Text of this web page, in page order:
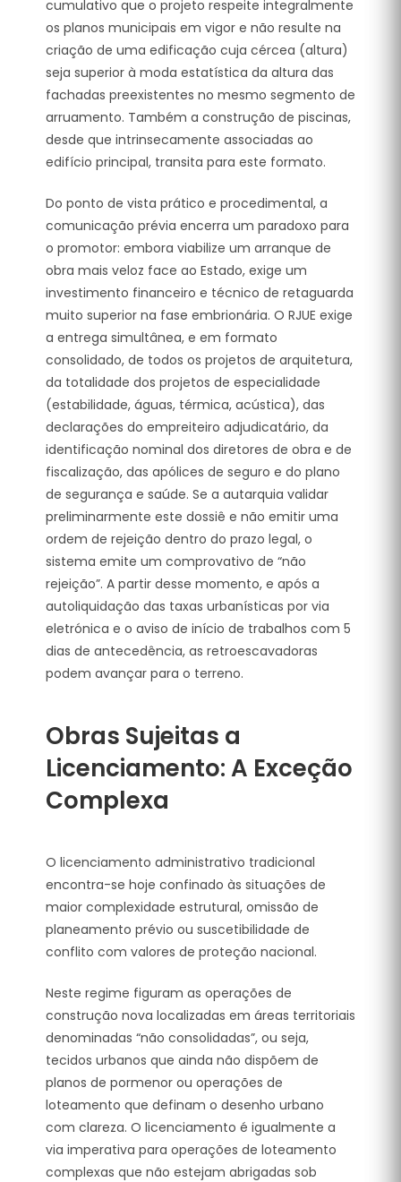
cumulativo que o projeto respeite integralmente
os planos municipais em vigor e não resulte na
criação de uma edificação cuja cércea (altura)
seja superior à moda estatística da altura das
fachadas preexistentes no mesmo segmento de
arruamento. Também a construção de piscinas,
desde que intrinsecamente associadas ao
edifício principal, transita para este formato.
Do ponto de vista prático e procedimental, a
comunicação prévia encerra um paradoxo para
o promotor: embora viabilize um arranque de
obra mais veloz face ao Estado, exige um
investimento financeiro e técnico de retaguarda
muito superior na fase embrionária. O RJUE exige
a entrega simultânea, e em formato
consolidado, de todos os projetos de arquitetura,
da totalidade dos projetos de especialidade
(estabilidade, águas, térmica, acústica), das
declarações do empreiteiro adjudicatário, da
identificação nominal dos diretores de obra e de
fiscalização, das apólices de seguro e do plano
de segurança e saúde. Se a autarquia validar
preliminarmente este dossiê e não emitir uma
ordem de rejeição dentro do prazo legal, o
sistema emite um comprovativo de “não
rejeição”. A partir desse momento, e após a
autoliquidação das taxas urbanísticas por via
eletrónica e o aviso de início de trabalhos com 5
dias de antecedência, as retroescavadoras
podem avançar para o terreno.
Obras Sujeitas a
Licenciamento: A Exceção
Complexa
O licenciamento administrativo tradicional
encontra-se hoje confinado às situações de
maior complexidade estrutural, omissão de
planeamento prévio ou suscetibilidade de
conflito com valores de proteção nacional.
Neste regime figuram as operações de
construção nova localizadas em áreas territoriais
denominadas “não consolidadas”, ou seja,
tecidos urbanos que ainda não dispõem de
planos de pormenor ou operações de
loteamento que definam o desenho urbano
com clareza. O licenciamento é igualmente a
via imperativa para operações de loteamento
complexas que não estejam abrigadas sob